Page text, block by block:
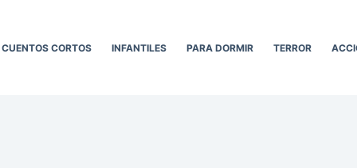
CUENTOS CORTOS INFANTILES PARA DORMIR TERROR